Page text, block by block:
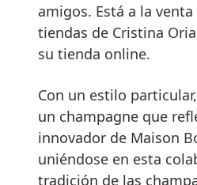
amigos. Está a la
tiendas de Cristina
su tienda online.
Con un estilo particular,
un champagne que
innovador de Maison
uniéndose en esta
tradición de las